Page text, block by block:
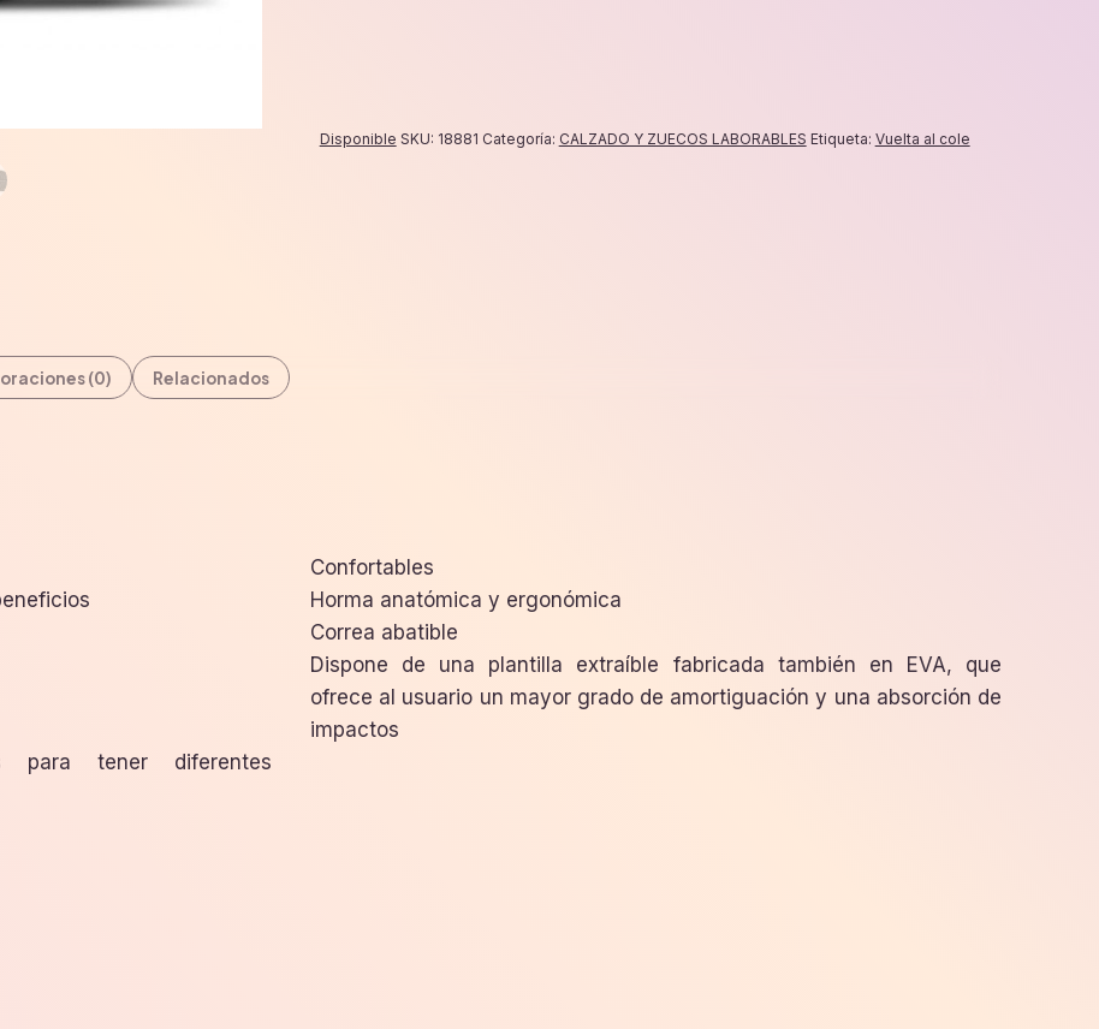
Disponible SKU: 18881 Categoría: CALZADO Y ZUECOS LABORABLES Etiqueta: Vuelta al cole
(0) Relacionados
Confortables
Horma anatómica y ergonómica
Correa abatible
Dispone de una plantilla extraíble fabricada también en EVA, que
ofrece al usuario un mayor grado de amortiguación y una absorción de
impactos
para tener diferentes